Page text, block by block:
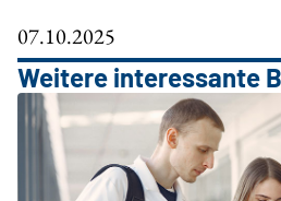
07.10.2025
Weitere interessante